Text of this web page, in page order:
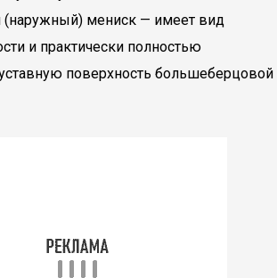
(наружный) мениск — имеет вид
и практически полностью
поверхность большеберцовой